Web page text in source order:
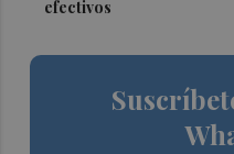
efectivos